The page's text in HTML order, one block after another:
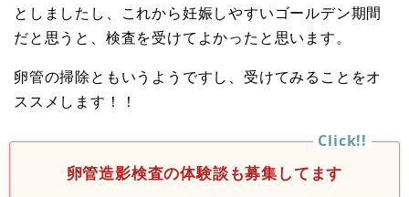
としましたし、これから妊娠しやすいゴールデン期間
だと思うと、検査を受けてよかったと思います。
卵管の掃除ともいうようですし、受けてみることをオ
ススメします！！
卵管造影検査の体験談も募集してます